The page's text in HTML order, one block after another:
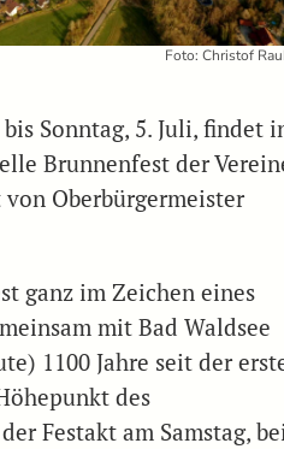
Foto: Christof
Sonntag, 5. Juli, findet
Brunnenfest der
Oberbürgermeister
ganz im Zeichen eines
mit Bad Waldsee
1100 Jahre seit der
des
Festakt am Samstag,